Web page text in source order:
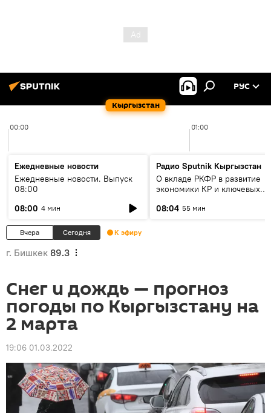
Кыргызстан
РУС
00:00 01:00
Ежедневные новости
Ежедневные новости. Выпуск
08:00
08:00 4 мин
Радио Sputnik Кыргызстан
О вкладе РКФР в развитие
экономики КР и ключевых
08:04 55 мин
Вчера Сегодня К эфиру
г. Бишкек 89.3
Снег и дождь — прогноз
погоды по Кыргызстану на
2 марта
19:06 01.03.2022